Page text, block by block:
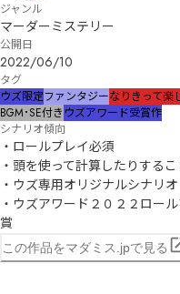
ジャンル
マーダーミステリー
公開日
2022/06/10
タグ
ウズ限定ファンタジーなりきって楽
BGM･SE付き ウズアワード受賞作
シナリオ傾向
・ロールプレイ必須
・頭を使って計算したりする
・ウズ専用オリジナルシナリオ
・ウズアワード２０２２ロー
賞
この作品をマダミス.jpで見る